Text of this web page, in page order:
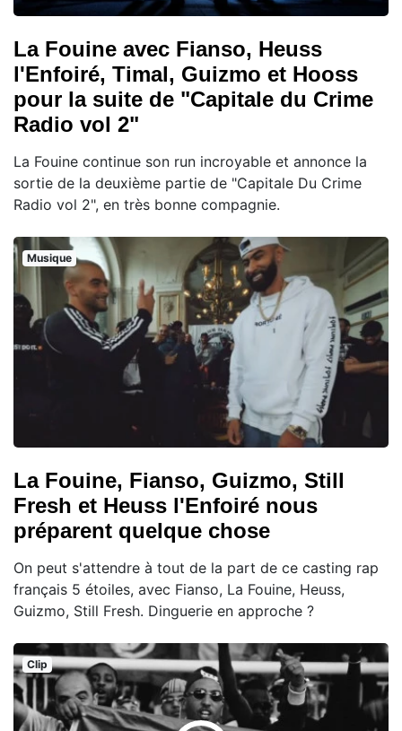
La Fouine avec Fianso, Heuss
l'Enfoiré, Timal, Guizmo et Hooss
pour la suite de "Capitale du Crime
Radio vol 2"
La Fouine continue son run incroyable et annonce la
sortie de la deuxième partie de "Capitale Du Crime
Radio vol 2", en très bonne compagnie.
Musique
La Fouine, Fianso, Guizmo, Still
Fresh et Heuss l'Enfoiré nous
préparent quelque chose
On peut s'attendre à tout de la part de ce casting rap
français 5 étoiles, avec Fianso, La Fouine, Heuss,
Guizmo, Still Fresh. Dinguerie en approche ?
Clip